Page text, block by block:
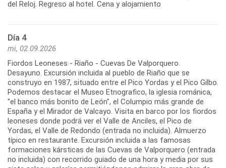
Día 4
mi, 02.09.2026
Fiordos Leoneses - Riaño - Cuevas De Valporquero.
Desayuno. Excursión incluida al pueblo de Riaño que se
construyo en 1987, situado entre el Pico Yordas y el Pico Gilbo.
Podemos destacar el Museo Etnografico, la iglesia románica,
"el banco más bonito de León", el Columpio más grande de
España y el Mirador de Valcayo. Visita en barco por los fiordos
leoneses donde podrá ver el Valle de Anciles, el Pico de
Yordas, el Valle de Redondo (entrada no incluida). Almuerzo
típico en restaurante. Excursión incluida a las famosas
formaciones kársticas de las Cuevas de Valporquero (entrada
no incluida) con recorrido guiado de una hora y media por sus